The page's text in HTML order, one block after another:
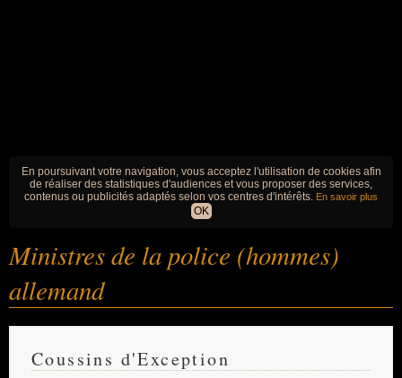
En poursuivant votre navigation, vous acceptez l'utilisation de cookies afin
de réaliser des statistiques d'audiences et vous proposer des services,
contenus ou publicités adaptés selon vos centres d'intérêts. En savoir plus
OK
Ministres de la police (hommes)
allemand
Coussins d'Exception